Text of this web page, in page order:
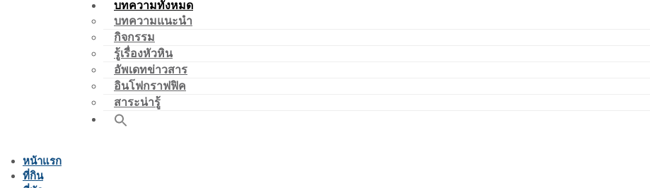
บทความทั้งหมด
บทความแนะนำ
กิจกรรม
รู้เรื่องหัวหิน
อัพเดทข่าวสาร
อินโฟกราฟฟิค
สาระน่ารู้
หน้าแรก
ที่กิน